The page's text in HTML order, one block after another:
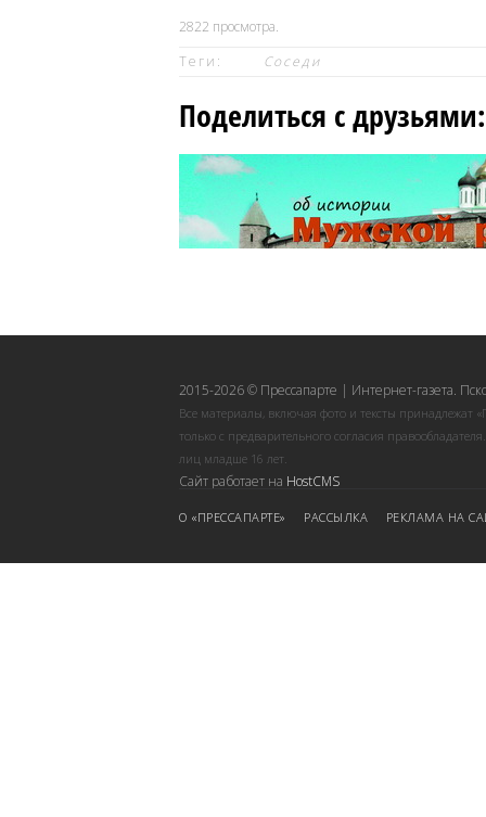
2822 просмотра.
Теги:
Соседи
Поделиться с друзьями:
2015-2026 © Прессапарте | Интернет-газета.
Все материалы, включая фото и тексты принадлежат
только с предварительного согласия
лиц младше 16 лет.
Сайт работает на HostCMS
О «ПРЕССАПАРТЕ» РАССЫЛКА РЕКЛАМА НА